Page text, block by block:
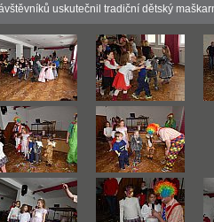
uskutečnil tradiční dětský